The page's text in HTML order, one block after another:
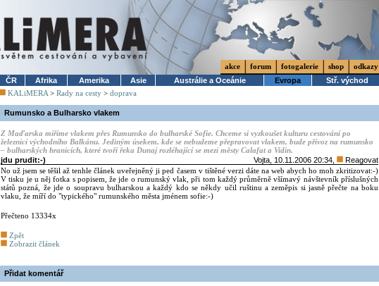
akce forum fotogalerie shop
odkazy
ČR
Afrika Amerika Asie Austrálie a Oceánie Evropa
Stř. východ
KALiMERA > Rady na cesty > doprava
Rumunsko a Bulharsko vlakem
Z Maďarska míříme vlakem přes Rumunsko do bulharské Sofie. Chceme si vyzkoušet kulturu cestování po
železnici východního Balkánu. Jediným úsekem, kde se nebudeme přepravovat vlakem, bude přívoz na rumunsko
– bulharských hranicích, které tvoří řeka Dunaj rozléhající se mezi městy Calafat a Vidin.
jdu prudit:-)
Vojta, 10.11.2006 20:34,
Reagovat
No už jsem se těšil až tenhle článek uveřejněný ji ped časem v tištěné verzi dáte na web abych ho moh zkritizovat:-)
V tisku je u něj fotka s popisem, že jde o rumunský vlak, při tom každý průměrně všímavý návštevník příslušných
států pozná, že jde o soupravu bulharskou a každý kdo se někdy učil ruštinu a zeměpis si jasně přečte na boku
vlaku, že míří do "typického" rumunského města jménem sofie:-)
Přečteno 13334x
Zpět
Zobrazit článek
Přidat komentář